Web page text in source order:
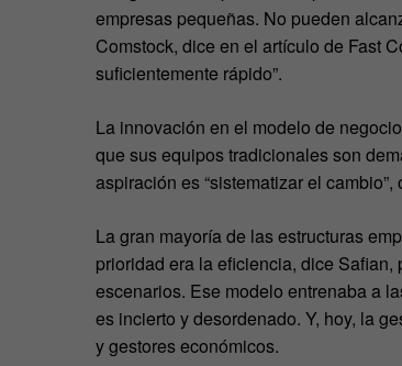
empresas pequeñas. No pueden
Comstock, dice en el artículo de Fast
suficientemente rápido”.
La innovación en el modelo de
que sus equipos tradicionales son
aspiración es “sistematizar el
La gran mayoría de las estructuras
prioridad era la eficiencia, dice
escenarios. Ese modelo entrenaba a
es incierto y desordenado. Y, hoy, la
y gestores económicos.